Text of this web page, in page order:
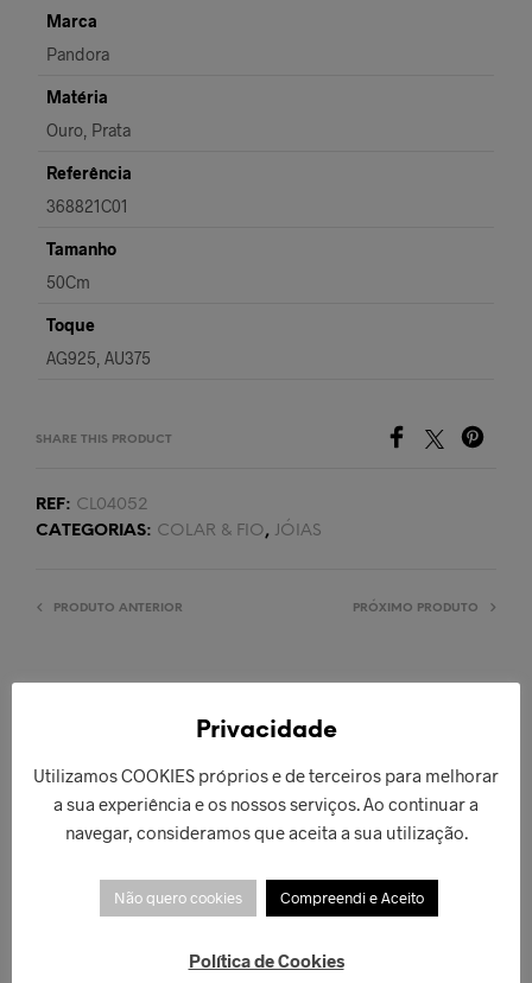
Marca
Pandora
Matéria
Ouro, Prata
Referência
368821C01
Tamanho
50Cm
Toque
AG925, AU375
SHARE THIS PRODUCT
REF: CL04052
CATEGORIAS: COLAR & FIO, JÓIAS
PRODUTO ANTERIOR PRÓXIMO PRODUTO
PRODUTOS RELACIONADOS
ESGOTADO!
Privacidade
Utilizamos COOKIES próprios e de terceiros para melhorar
a sua experiência e os nossos serviços. Ao continuar a
navegar, consideramos que aceita a sua utilização.
Não quero cookies Compreendi e Aceito
Política de Cookies